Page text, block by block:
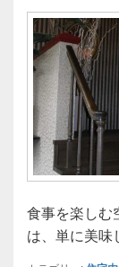
食事を楽しむ
は、単に美味